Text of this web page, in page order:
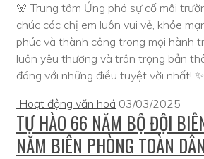
🌸 Trung tâm Ứng phó sự cố môi
chúc các chị em luôn vui vẻ, khỏe
phúc và thành công trong mọi hành
luôn yêu thương và trân trọng bản
đáng với những điều tuyệt vời nhất!
Hoạt động văn hoá 03/03/2025
TỰ HÀO 66 NĂM BỘ ĐỘI
NĂM BIÊN PHÒNG TOÀN DÂN